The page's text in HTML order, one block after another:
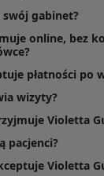
swój gabinet?
online, bez
płatności po
wizyty?
Violetta
pacjenci?
Violetta